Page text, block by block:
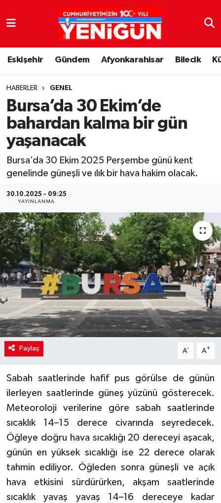
Eskişehir Gündem Afyonkarahisar Bilecik
HABERLER GENEL
Bursa’da 30 Ekim’de
bahardan kalma bir gün
yaşanacak
Bursa’da 30 Ekim 2025 Perşembe günü kent
genelinde güneşli ve ılık bir hava hakim olacak.
30.10.2025 - 09:25
YAYINLANMA
Paylaş A- A+
Sabah saatlerinde hafif pus görülse de günün
ilerleyen saatlerinde güneş yüzünü gösterecek.
Meteoroloji verilerine göre sabah saatlerinde
sıcaklık 14–15 derece civarında seyredecek.
Öğleye doğru hava sıcaklığı 20 dereceyi aşacak,
günün en yüksek sıcaklığı ise 22 derece olarak
tahmin ediliyor. Öğleden sonra güneşli ve açık
hava etkisini sürdürürken, akşam saatlerinde
sıcaklık yavaş yavaş 14–16 dereceye kadar
Nöbetçi Eczaneler
Hava Durumu
Trafik Durumu
Süper Lig Puan Durumu ve Fikstür
Tüm Manşetler
Son Dakika Haberleri